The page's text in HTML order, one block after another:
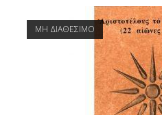
ΜΗ ΔΙΑΘΕΣΙΜΟ